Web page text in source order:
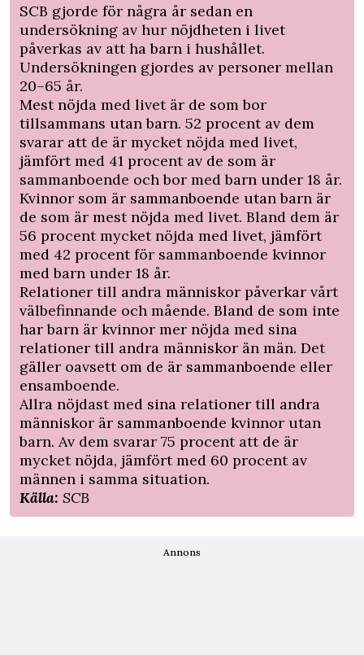
SCB gjorde för några år sedan en
undersökning av hur nöjdheten i livet
påverkas av att ha barn i hushållet.
Undersökningen gjordes av personer mellan
20–65 år.
Mest nöjda med livet är de som bor
tillsammans utan barn. 52 procent av dem
svarar att de är mycket nöjda med livet,
jämfört med 41 procent av de som är
sammanboende och bor med barn under 18 år.
Kvinnor som är sammanboende utan barn är
de som är mest nöjda med livet. Bland dem är
56 procent mycket nöjda med livet, jämfört
med 42 procent för sammanboende kvinnor
med barn under 18 år.
Relationer till andra människor påverkar vårt
välbefinnande och mående. Bland de som inte
har barn är kvinnor mer nöjda med sina
relationer till andra människor än män. Det
gäller oavsett om de är sammanboende eller
ensamboende.
Allra nöjdast med sina relationer till andra
människor är sammanboende kvinnor utan
barn. Av dem svarar 75 procent att de är
mycket nöjda, jämfört med 60 procent av
männen i samma situation.
Källa: SCB
Annons